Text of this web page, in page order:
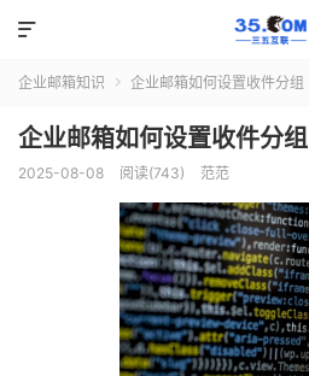

企业邮箱知识  企业邮箱如何设置收件分组
企业邮箱如何设置收件分组
2025-08-08 阅读(743) 范范